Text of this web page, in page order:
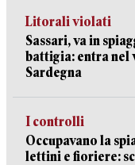
Litorali violati
Sassari, va in
battigia: entra nel
Sardegna
I controlli
Occupavano la
lettini e fioriere: